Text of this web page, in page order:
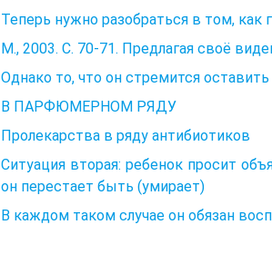
Теперь нужно разобраться в том, как
М., 2003. С. 70-71. Предлагая своё
Однако то, что он стремится
В ПАРФЮМЕРНОМ РЯДУ
Пролекарства в ряду антибиотиков
Ситуация вторая: ребенок просит
он перестает быть (умирает)
В каждом таком случае он обязан